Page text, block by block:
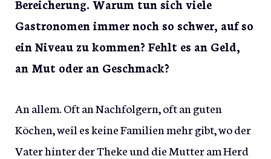
Bereicherung. Warum tun sich viele
Gastronomen immer noch so schwer, auf so
ein Niveau zu kommen? Fehlt es an Geld,
an Mut oder an Geschmack?
An allem. Oft an Nachfolgern, oft an guten
Köchen, weil es keine Familien mehr gibt, wo der
Vater hinter der Theke und die Mutter am Herd